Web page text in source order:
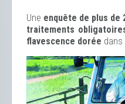
Une enquête de plus de
traitements
flavescence dorée dans